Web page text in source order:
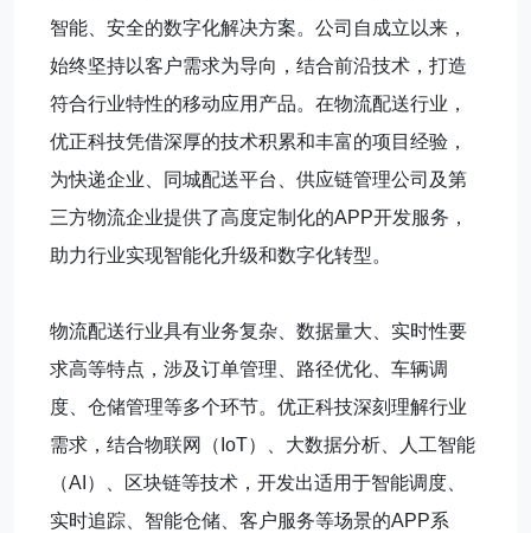
智能、安全的数字化解决方案。公司自成立以来，
始终坚持以客户需求为导向，结合前沿技术，打造
符合行业特性的移动应用产品。在物流配送行业，
优正科技凭借深厚的技术积累和丰富的项目经验，
为快递企业、同城配送平台、供应链管理公司及第
三方物流企业提供了高度定制化的APP开发服务，
助力行业实现智能化升级和数字化转型。
物流配送行业具有业务复杂、数据量大、实时性要
求高等特点，涉及订单管理、路径优化、车辆调
度、仓储管理等多个环节。优正科技深刻理解行业
需求，结合物联网（IoT）、大数据分析、人工智能
（AI）、区块链等技术，开发出适用于智能调度、
实时追踪、智能仓储、客户服务等场景的APP系